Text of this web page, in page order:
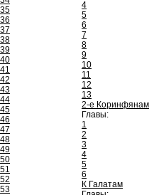
35
36
37
38
39
40
41
42
43
44
45
46
47
48
49
50
51
52
53
4
5
6
7
8
9
10
11
12
13
2-е Коринфянам
Главы:
1
2
3
4
5
6
К Галатам